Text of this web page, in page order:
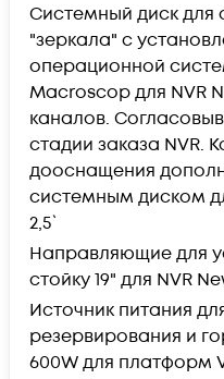
Системный диск для
"зеркала" с
операционной
Macroscop для NVR
каналов.
стадии заказа NVR.
дооснащения
системным диском
2,5`
Направляющие для
стойку 19" для NVR
Источник питания
резервирования и
600W для платформ